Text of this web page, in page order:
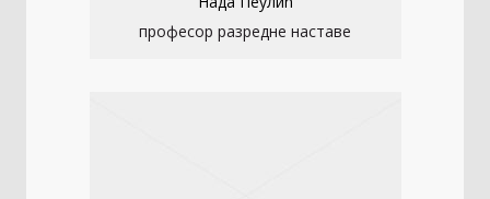
професор разредне наставе